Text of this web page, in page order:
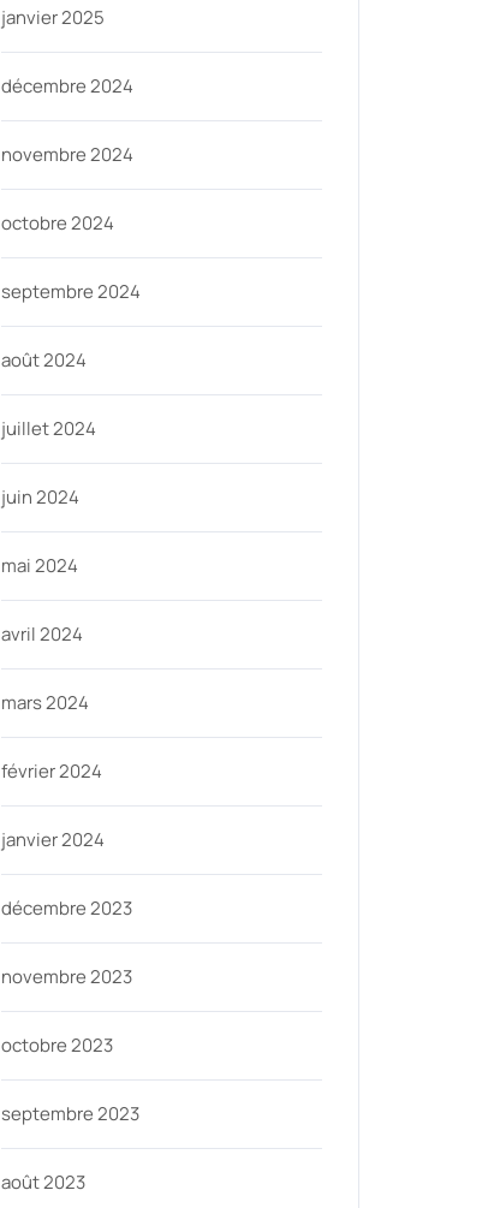
janvier 2025
décembre 2024
novembre 2024
octobre 2024
septembre 2024
août 2024
juillet 2024
juin 2024
mai 2024
avril 2024
mars 2024
février 2024
janvier 2024
décembre 2023
novembre 2023
octobre 2023
septembre 2023
août 2023